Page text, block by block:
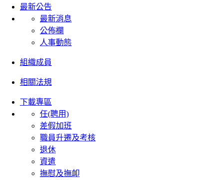
最新公告
最新消息
公佈欄
人事動態
組織成員
相關法規
下載專區
任(聘用)
差假加班
職員升遷及考核
退休
資遣
撫慰及撫卹